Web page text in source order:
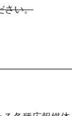
さい。